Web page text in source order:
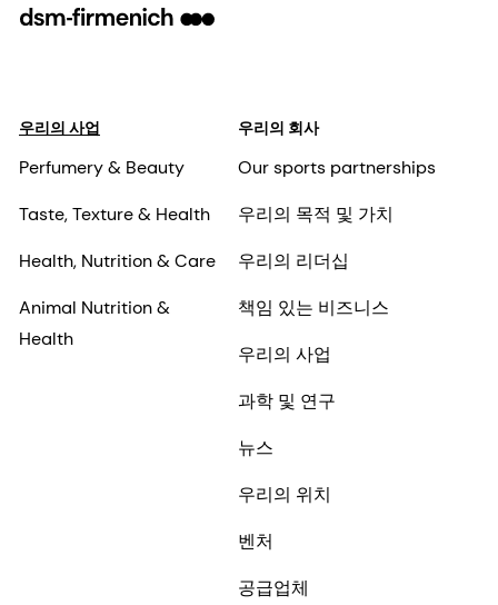
우리의 사업
Perfumery & Beauty
Taste, Texture & Health
Health, Nutrition & Care
Animal Nutrition &
Health
우리의 회사
Our sports partnerships
우리의 목적 및 가치
우리의 리더십
책임 있는 비즈니스
우리의 사업
과학 및 연구
뉴스
우리의 위치
벤처
공급업체